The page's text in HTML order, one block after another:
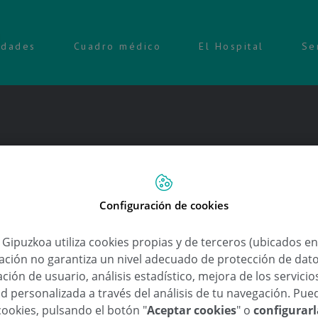
Cuadro médico El Hospital
padecen hipoacusia no se
Coclear,inestabilidad crónica ,maniobra de Epley,Meniere,
Configuración de cookies
utiliza cookies propias y de terceros (ubicados
no garantiza un nivel adecuado de protección de
de usuario, análisis estadístico, mejora de los
personalizada a través del análisis de tu navegación.
pulsando el botón "Aceptar cookies" o